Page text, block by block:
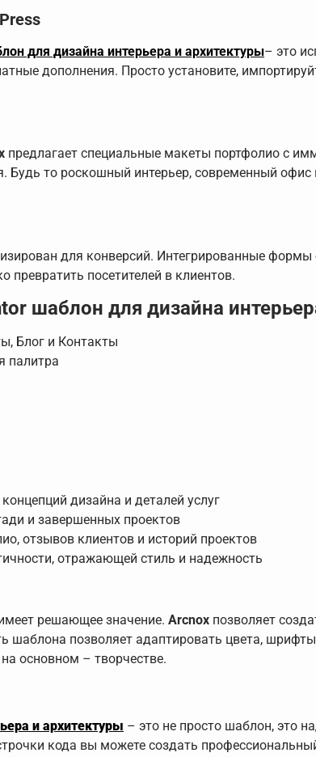
для дизайна интерьера и архитектуры– это
дополнения. Просто установите,
предлагает специальные макеты портфолио с
то роскошный интерьер, современный офис
для конверсий. Интегрированные формы
посетителей в клиентов.
шаблон для дизайна
Блог и Контакты
палитра
дизайна и деталей услуг
и завершенных проектов
отзывов клиентов и историй проектов
отражающей стиль и надежность
решающее значение. Arcnox позволяет
шаблона позволяет адаптировать цвета,
основном – творчестве.
и архитектуры – это не просто шаблон, это
кода вы можете создать